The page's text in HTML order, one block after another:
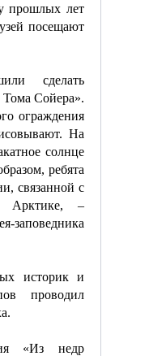
прошлых лет
посещают
сделать
Сойера».
ограждения
На
солнце
ребята
связанной с
Арктике, –
заповедника
историк и
проводил
«Из недр